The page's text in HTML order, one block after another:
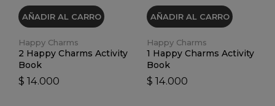
AÑADIR AL CARRO
Happy Charms
2 Happy Charms Activity
Book
$ 14.000
AÑADIR AL CARRO
Happy Charms
1 Happy Charms Activity
Book
$ 14.000